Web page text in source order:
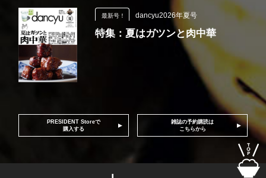
最新号！ dancyu2026年夏号
特集：夏はガツンと肉中華
PRESIDENT Storeで
購入する
雑誌の予約購読は
こちらから